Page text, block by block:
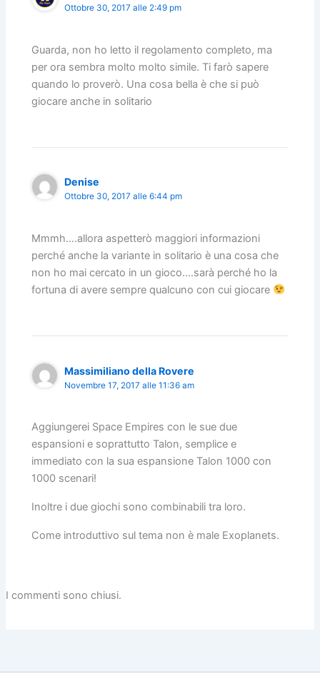
Ottobre 30, 2017 alle 2:49 pm
Guarda, non ho letto il regolamento completo, ma
per ora sembra molto molto simile. Ti farò sapere
quando lo proverò. Una cosa bella è che si può
giocare anche in solitario
Denise
Ottobre 30, 2017 alle 6:44 pm
Mmmh….allora aspetterò maggiori informazioni
perché anche la variante in solitario è una cosa che
non ho mai cercato in un gioco….sarà perché ho la
fortuna di avere sempre qualcuno con cui giocare
Massimiliano della Rovere
Novembre 17, 2017 alle 11:36 am
Aggiungerei Space Empires con le sue due
espansioni e soprattutto Talon, semplice e
immediato con la sua espansione Talon 1000 con
1000 scenari!
Inoltre i due giochi sono combinabili tra loro.
Come introduttivo sul tema non è male Exoplanets.
I commenti sono chiusi.